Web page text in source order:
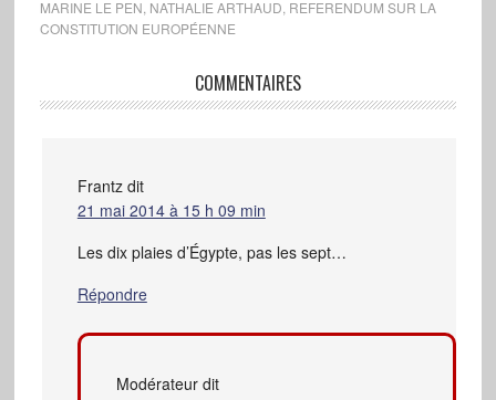
MARINE LE PEN NATHALIE ARTHAUD REFERENDUM SUR LA
CONSTITUTION EUROPÉENNE
COMMENTAIRES
Frantz dit
21 mai 2014 à 15 h 09 min
Les dix plaies d’Égypte, pas les sept…
Répondre
Modérateur dit